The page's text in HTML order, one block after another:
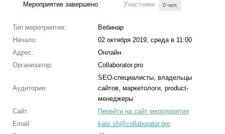
Мероприятие завершено Участники 0 чел.
Тип мероприятия:
Вебинар
Начало:
02 октября 2019, среда в 11:00
Адрес:
Онлайн
Организатор:
Collaborator.pro
Аудитория:
SEO-специалисты, владельцы
сайтов, маркетологи, product-
менеджеры
Сайт:
Перейти на сайт мероприятия
Email:
kate.sh@collaborator.pro